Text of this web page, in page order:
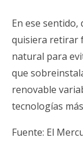
En ese sentido,
quisiera retirar
natural para
que
renovable
tecnologías
Fuente: El